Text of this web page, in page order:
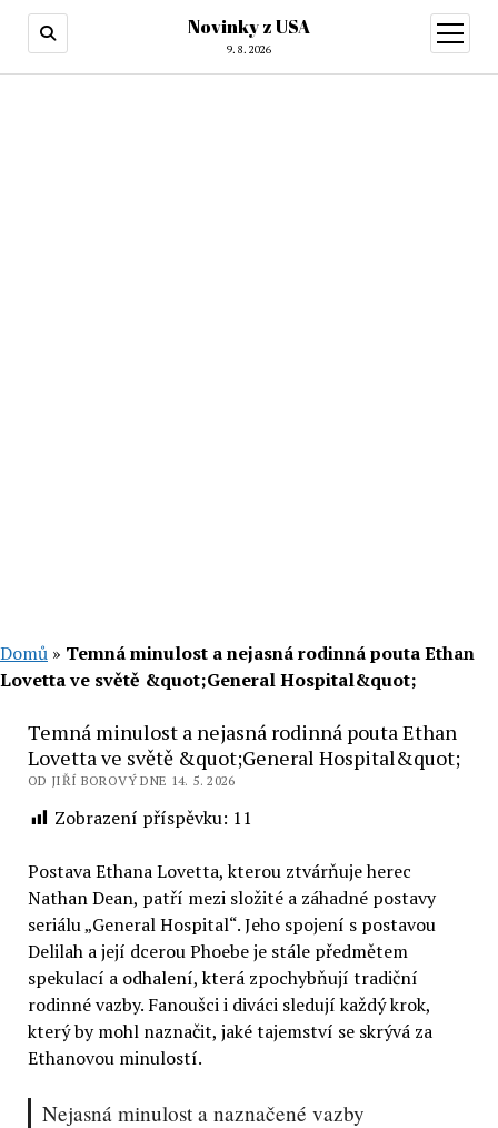
Novinky z USA
9. 8. 2026
otevřít
menu
Domů » Temná minulost a nejasná rodinná pouta Ethan
Lovetta ve světě &quot;General Hospital&quot;
Temná minulost a nejasná rodinná pouta Ethan
Lovetta ve světě &quot;General Hospital&quot;
OD JIŘÍ BOROVÝ DNE 14. 5. 2026
Zobrazení příspěvku: 11
Postava Ethana Lovetta, kterou ztvárňuje herec
Nathan Dean, patří mezi složité a záhadné postavy
seriálu „General Hospital“. Jeho spojení s postavou
Delilah a její dcerou Phoebe je stále předmětem
spekulací a odhalení, která zpochybňují tradiční
rodinné vazby. Fanoušci i diváci sledují každý krok,
který by mohl naznačit, jaké tajemství se skrývá za
Ethanovou minulostí.
Nejasná minulost a naznačené vazby